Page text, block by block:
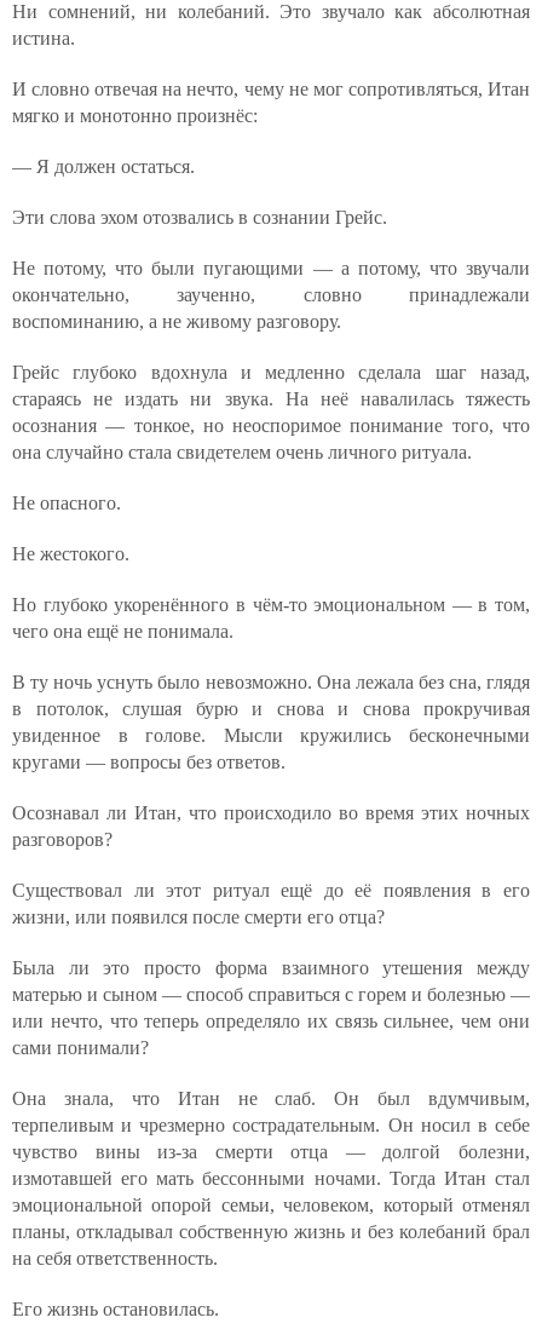
Ни сомнений, ни колебаний. Это звучало как абсолютная
истина.
И словно отвечая на нечто, чему не мог сопротивляться, Итан
мягко и монотонно произнёс:
— Я должен остаться.
Эти слова эхом отозвались в сознании Грейс.
Не потому, что были пугающими — а потому, что звучали
окончательно, заученно, словно принадлежали
воспоминанию, а не живому разговору.
Грейс глубоко вдохнула и медленно сделала шаг назад,
стараясь не издать ни звука. На неё навалилась тяжесть
осознания — тонкое, но неоспоримое понимание того, что
она случайно стала свидетелем очень личного ритуала.
Не опасного.
Не жестокого.
Но глубоко укоренённого в чём-то эмоциональном — в том,
чего она ещё не понимала.
В ту ночь уснуть было невозможно. Она лежала без сна, глядя
в потолок, слушая бурю и снова и снова прокручивая
увиденное в голове. Мысли кружились бесконечными
кругами — вопросы без ответов.
Осознавал ли Итан, что происходило во время этих ночных
разговоров?
Существовал ли этот ритуал ещё до её появления в его
жизни, или появился после смерти его отца?
Была ли это просто форма взаимного утешения между
матерью и сыном — способ справиться с горем и болезнью —
или нечто, что теперь определяло их связь сильнее, чем они
сами понимали?
Она знала, что Итан не слаб. Он был вдумчивым,
терпеливым и чрезмерно сострадательным. Он носил в себе
чувство вины из-за смерти отца — долгой болезни,
измотавшей его мать бессонными ночами. Тогда Итан стал
эмоциональной опорой семьи, человеком, который отменял
планы, откладывал собственную жизнь и без колебаний брал
на себя ответственность.
Его жизнь остановилась.